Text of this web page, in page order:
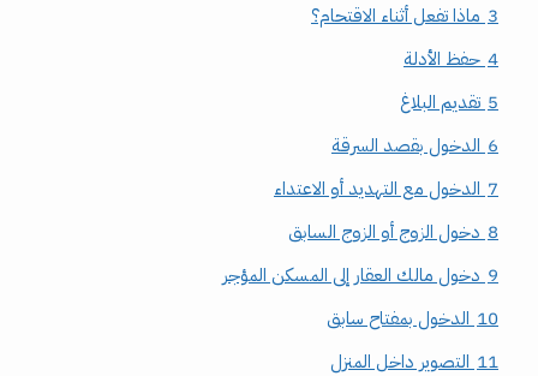
3 ماذا تفعل أثناء الاقتحام؟
4 حفظ الأدلة
5 تقديم البلاغ
6 الدخول بقصد السرقة
7 الدخول مع التهديد أو الاعتداء
8 دخول الزوج أو الزوج السابق
9 دخول مالك العقار إلى المسكن المؤجر
10 الدخول بمفتاح سابق
11 التصوير داخل المنزل